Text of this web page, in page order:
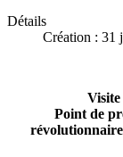
Détails
Création : 31
Point de